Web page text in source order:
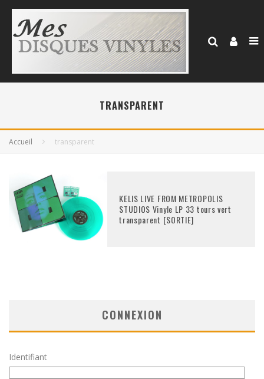
TRANSPARENT
Accueil transparent
KELIS LIVE FROM METROPOLIS
STUDIOS Vinyle LP 33 tours vert
transparent [SORTIE]
CONNEXION
Identifiant